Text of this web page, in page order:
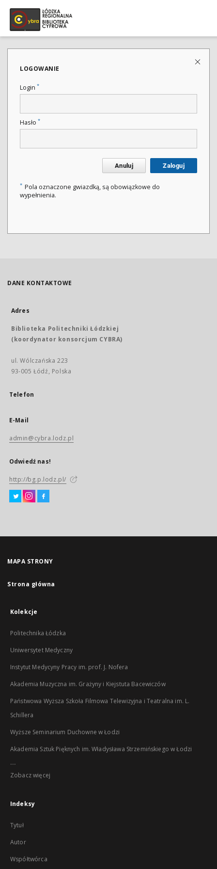
LOGOWANIE
Login *
Hasło *
Anuluj Zaloguj
* Pola oznaczone gwiazdką, są obowiązkowe do
wypełnienia.
DANE KONTAKTOWE
Adres
Biblioteka Politechniki Łódzkiej
(koordynator konsorcjum CYBRA)
ul. Wólczańska 223
93-005 Łódź, Polska
Telefon
E-Mail
admin@cybra.lodz.pl
Odwiedź nas!
http://bg.p.lodz.pl/
MAPA STRONY
Strona główna
Kolekcje
Politechnika Łódzka
Uniwersytet Medyczny
Instytut Medycyny Pracy im. prof. J. Nofera
Akademia Muzyczna im. Grażyny i Kiejstuta Bacewiczów
Państwowa Wyższa Szkoła Filmowa Telewizyjna i Teatralna im. L.
Schillera
Wyższe Seminarium Duchowne w Łodzi
Akademia Sztuk Pięknych im. Władysława Strzemińskiego w Łodzi
...
Zobacz więcej
Indeksy
Tytuł
Autor
Współtwórca